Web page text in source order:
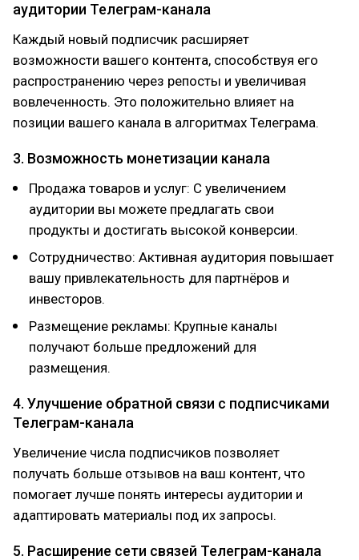
аудитории Телеграм-канала
Каждый новый подписчик расширяет
возможности вашего контента, способствуя его
распространению через репосты и увеличивая
вовлеченность. Это положительно влияет на
позиции вашего канала в алгоритмах Телеграма.
3. Возможность монетизации канала
Продажа товаров и услуг: С увеличением
аудитории вы можете предлагать свои
продукты и достигать высокой конверсии.
Сотрудничество: Активная аудитория повышает
вашу привлекательность для партнёров и
инвесторов.
Размещение рекламы: Крупные каналы
получают больше предложений для
размещения.
4. Улучшение обратной связи с подписчиками
Телеграм-канала
Увеличение числа подписчиков позволяет
получать больше отзывов на ваш контент, что
помогает лучше понять интересы аудитории и
адаптировать материалы под их запросы.
5. Расширение сети связей Телеграм-канала